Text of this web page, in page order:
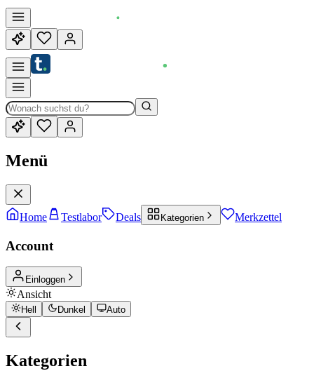
Menü
Home Testlabor Deals Kategorien Merkzettel
Account
Einloggen
Ansicht
Hell Dunkel Auto
Kategorien